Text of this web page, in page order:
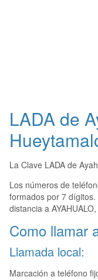
LADA de
La Clave LADA de
Los números de
formados por 7
distancia a
Como llamar
Llamada local:
Marcación a teléfono